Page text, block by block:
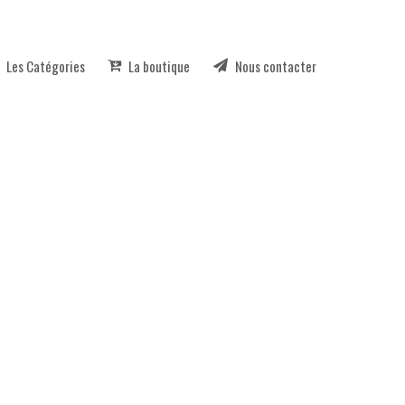
Les Catégories La boutique Nous contacter